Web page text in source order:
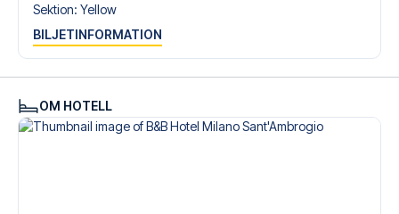
Sektion: Yellow
BILJETINFORMATION
OM HOTELL